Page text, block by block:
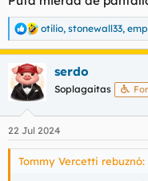
R
e
a
c
c
i
e
s
otilio, stonewall33,
serdo
Soplagaitas
22 Jul 2024
Tommy Vercetti rebuznó: